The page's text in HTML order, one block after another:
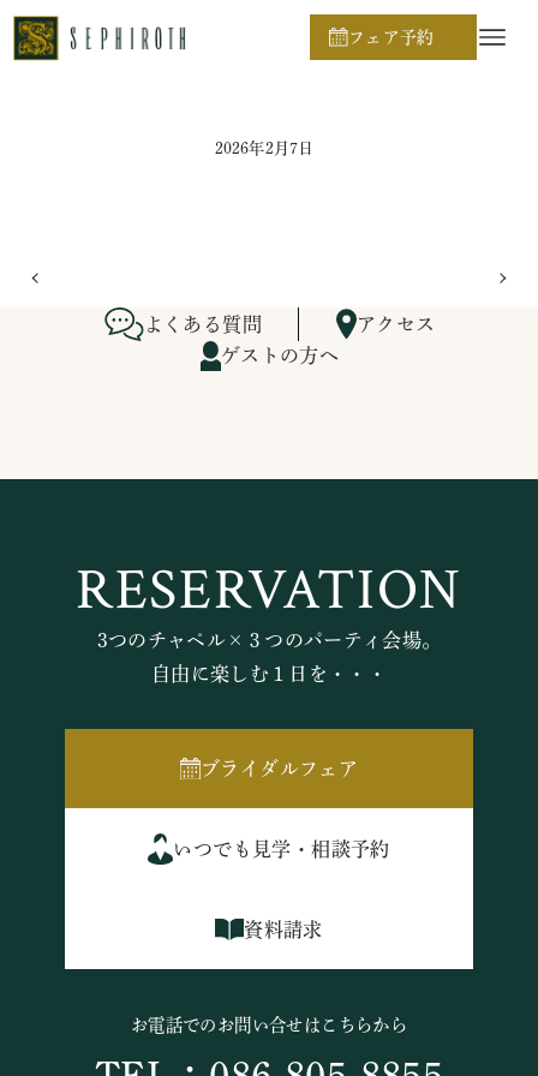
フェア予約
ホーム
2026年2月7日
よくある質問
アクセス
ゲストの方へ
RESERVATION
3つのチャペル×３つのパーティ会場。
自由に楽しむ１日を・・・
ブライダルフェア
いつでも見学・相談予約
資料請求
お電話でのお問い合せはこちらから